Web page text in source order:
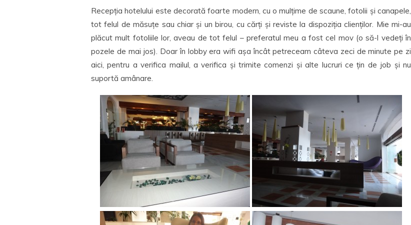
Recepția hotelului este decorată foarte modern, cu o mulțime de scaune, fotolii și canapele,
tot felul de măsuțe sau chiar și un birou, cu cărți și reviste la dispoziția clienților. Mie mi-au
plăcut mult fotoliile lor, aveau de tot felul – preferatul meu a fost cel mov (o să-l vedeți în
pozele de mai jos). Doar în lobby era wifi așa încât petreceam câteva zeci de minute pe zi
aici, pentru a verifica mailul, a verifica și trimite comenzi și alte lucruri ce țin de job și nu
suportă amânare.